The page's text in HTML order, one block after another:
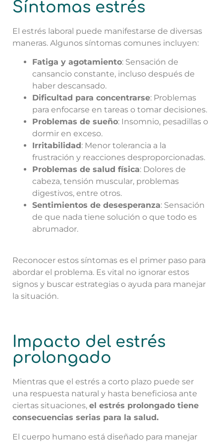
Síntomas estrés
El estrés laboral puede manifestarse de diversas
maneras. Algunos síntomas comunes incluyen:
Fatiga y agotamiento: Sensación de
cansancio constante, incluso después de
haber descansado.
Dificultad para concentrarse: Problemas
para enfocarse en tareas o tomar decisiones.
Problemas de sueño: Insomnio, pesadillas o
dormir en exceso.
Irritabilidad : Menor tolerancia a la
frustración y reacciones desproporcionadas.
Problemas de salud física: Dolores de
cabeza, tensión muscular, problemas
digestivos, entre otros.
Sentimientos de desesperanza: Sensación
de que nada tiene solución o que todo es
abrumador.
Reconocer estos síntomas es el primer paso para
abordar el problema. Es vital no ignorar estos
signos y buscar estrategias o ayuda para manejar
la situación.
Impacto del estrés
prolongado
Mientras que el estrés a corto plazo puede ser
una respuesta natural y hasta beneficiosa ante
ciertas situaciones, el estrés prolongado tiene
consecuencias serias para la salud.
El cuerpo humano está diseñado para manejar